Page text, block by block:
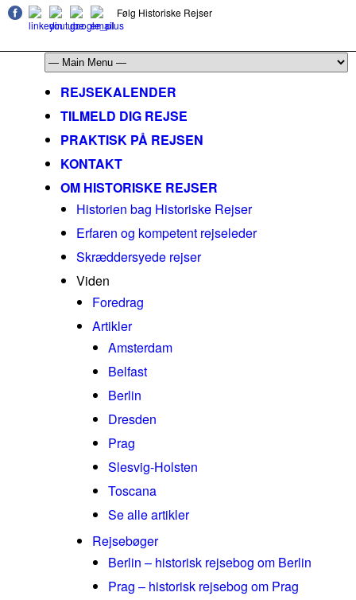
Følg Historiske Rejser
REJSEKALENDER
TILMELD DIG REJSE
PRAKTISK PÅ REJSEN
KONTAKT
OM HISTORISKE REJSER
Historien bag Historiske Rejser
Erfaren og kompetent rejseleder
Skræddersyede rejser
Viden
Foredrag
Artikler
Amsterdam
Belfast
Berlin
Dresden
Prag
Slesvig-Holsten
Toscana
Se alle artikler
Rejsebøger
Berlin – historisk rejsebog om Berlin
Prag – historisk rejsebog om Prag